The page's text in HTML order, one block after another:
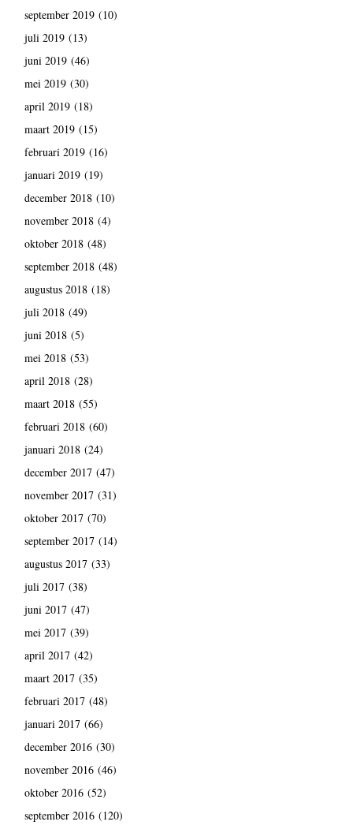
september 2019(10)
juli 2019(13)
juni 2019(46)
mei 2019(30)
april 2019(18)
maart 2019(15)
februari 2019(16)
januari 2019(19)
december 2018(10)
november 2018(4)
oktober 2018(48)
september 2018(48)
augustus 2018(18)
juli 2018(49)
juni 2018(5)
mei 2018(53)
april 2018(28)
maart 2018(55)
februari 2018(60)
januari 2018(24)
december 2017(47)
november 2017(31)
oktober 2017(70)
september 2017(14)
augustus 2017(33)
juli 2017(38)
juni 2017(47)
mei 2017(39)
april 2017(42)
maart 2017(35)
februari 2017(48)
januari 2017(66)
december 2016(30)
november 2016(46)
oktober 2016(52)
september 2016(120)